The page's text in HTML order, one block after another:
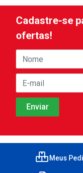
Cadastre-se
ofertas!
Meus